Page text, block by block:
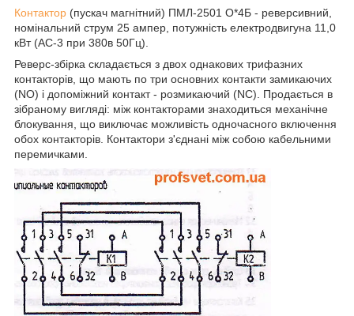
Контактор (пускач магнітний) ПМЛ-2501 О*4Б - реверсивний,
номінальний струм 25 ампер, потужність електродвигуна 11,0
кВт (АС-3 при 380в 50Гц).
Реверс-збірка складається з двох однакових трифазних
контакторів, що мають по три основних контакти замикаючих
(NO) і допоміжний контакт - розмикаючий (NC). Продається в
зібраному вигляді: між контакторами знаходиться механічне
блокування, що виключає можливість одночасного включення
обох контакторів. Контактори з'єднані між собою кабельними
перемичками.